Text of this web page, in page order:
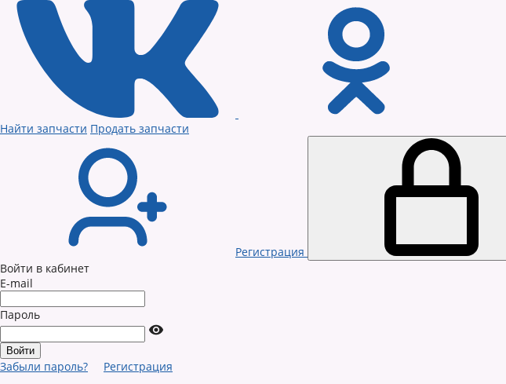
Найти запчасти Продать запчасти
Регистрация
Войти в кабинет
E-mail
Пароль
Забыли пароль? Регистрация